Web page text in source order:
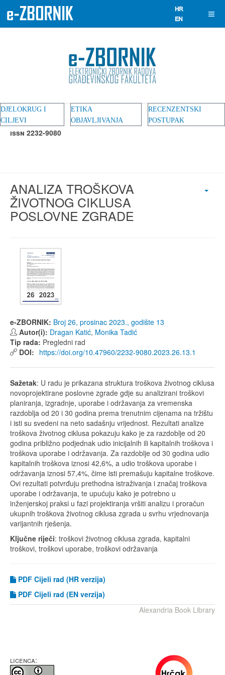
DJELOKRUG I
CILJEVI
ETIKA
OBJAVLJIVANJA
RECENZENTSKI
POSTUPAK
ISSN 2232-9080
ANALIZA TROŠKOVA
ŽIVOTNOG CIKLUSA
POSLOVNE ZGRADE
e-ZBORNIK: Broj 26, prosinac 2023., godište 13
Autor(i): Dragan Katić, Monika Tadić
Tip rada: Pregledni rad
DOI: https://doi.org/10.47960/2232-9080.2023.26.13.1
Sažetak: U radu je prikazana struktura troškova životnog ciklusa
novoprojektirane poslovne zgrade gdje su analizirani troškovi
planiranja, izgradnje, uporabe i održavanja za vremenska
razdoblja od 20 i 30 godina prema trenutnim cijenama na tržištu
i isti su svedeni na neto sadašnju vrijednost. Rezultati analize
troškova životnog ciklusa pokazuju kako je za razdoblje od 20
godina približno podjednak udio inicijalnih ili kapitalnih troškova i
troškova uporabe i održavanja. Za razdoblje od 30 godina udio
kapitalnih troškova iznosi 42,6%, a udio troškova uporabe i
održavanja iznosi 57,4%, čime isti premašuju kapitalne troškove.
Ovi rezultati potvrđuju prethodna istraživanja i značaj troškova
uporabe i održavanja, te upućuju kako je potrebno u
inženjerskoj praksi u fazi projektiranja vršiti analizu i proračun
ukupnih troškova životnog ciklusa zgrada u svrhu vrjednovanja
varijantnih rješenja.
Ključne riječi: troškovi životnog ciklusa zgrada, kapitalni
troškovi, troškovi uporabe, troškovi održavanja
PDF Cijeli rad (HR verzija)
PDF Cijeli rad (EN verzija)
Alexandria Book Library
LICENCA: